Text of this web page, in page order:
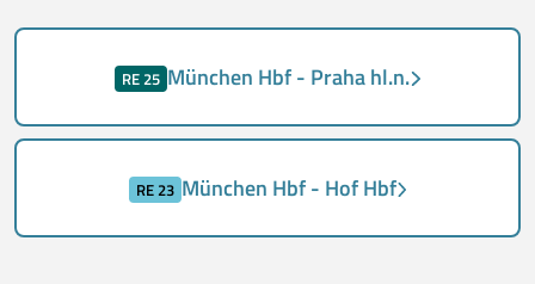
RE 25 München Hbf - Praha hl.n.
RE 23 München Hbf - Hof Hbf